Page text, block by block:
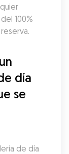
100%
día
se
de día